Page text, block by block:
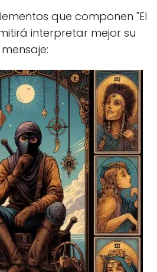
que componen "El
interpretar mejor su
mensaje: